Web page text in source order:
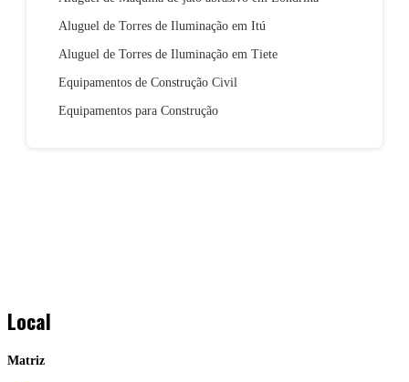
Aluguel de Torres de Iluminação em Itú
Aluguel de Torres de Iluminação em Tiete
Equipamentos de Construção Civil
Equipamentos para Construção
Local
Matriz